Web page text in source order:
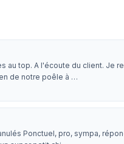
au top. A l'écoute du client. Je
de notre poêle à …
Ponctuel, pro, sympa,